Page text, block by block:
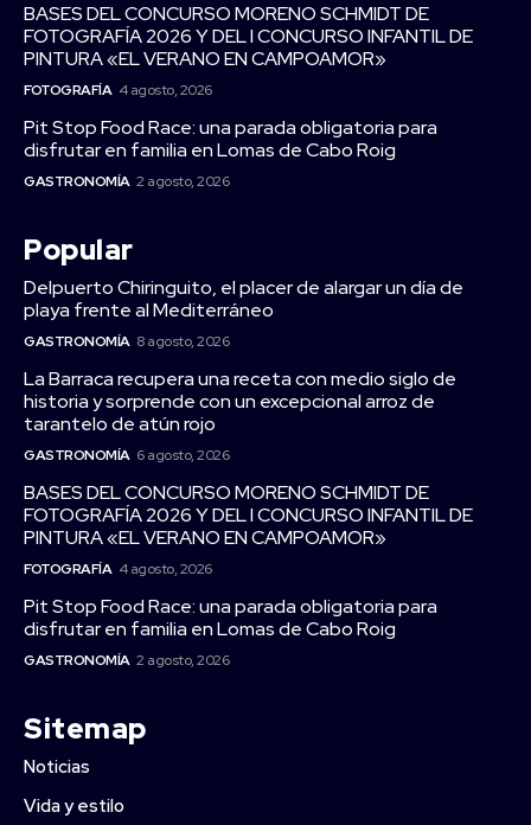
BASES DEL CONCURSO MORENO SCHMIDT DE
FOTOGRAFÍA 2026 Y DEL I CONCURSO INFANTIL DE
PINTURA «EL VERANO EN CAMPOAMOR»
FOTOGRAFÍA 4 agosto, 2026
Pit Stop Food Race: una parada obligatoria para
disfrutar en familia en Lomas de Cabo Roig
GASTRONOMÍA 2 agosto, 2026
Popular
Delpuerto Chiringuito, el placer de alargar un día de
playa frente al Mediterráneo
GASTRONOMÍA 8 agosto, 2026
La Barraca recupera una receta con medio siglo de
historia y sorprende con un excepcional arroz de
tarantelo de atún rojo
GASTRONOMÍA 6 agosto, 2026
BASES DEL CONCURSO MORENO SCHMIDT DE
FOTOGRAFÍA 2026 Y DEL I CONCURSO INFANTIL DE
PINTURA «EL VERANO EN CAMPOAMOR»
FOTOGRAFÍA 4 agosto, 2026
Pit Stop Food Race: una parada obligatoria para
disfrutar en familia en Lomas de Cabo Roig
GASTRONOMÍA 2 agosto, 2026
Sitemap
Noticias
Vida y estilo